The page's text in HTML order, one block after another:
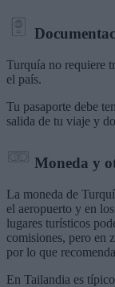
Turquía no requiere
el país.
Tu pasaporte debe
salida de tu viaje y
Moneda y
La moneda de
el aeropuerto y en
lugares turísticos
comisiones, pero en
por lo que
En Tailandia es